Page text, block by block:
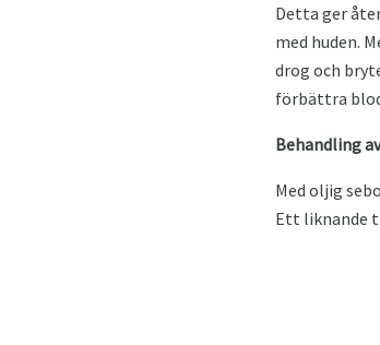
Detta ger
med huden.
drog och
förbättra
Behandling
Med oljig
Ett liknande